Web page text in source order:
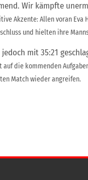
Wir kämpfte
Akzente: Allen voran Eva
und hielten ihre
mit 35:21
die kommenden
Match wieder angreifen.